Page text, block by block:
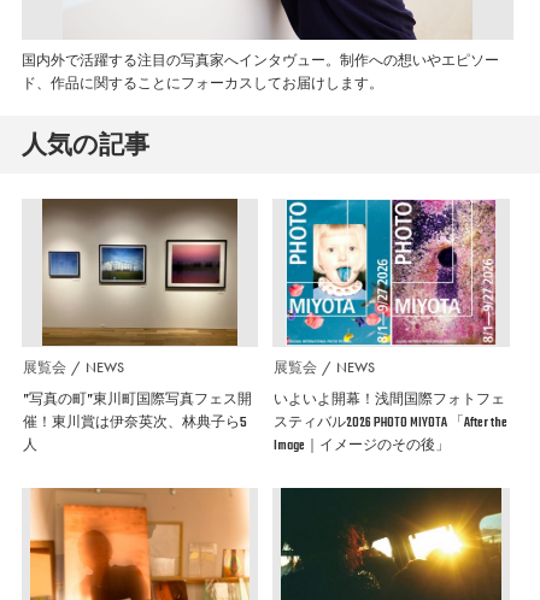
国内外で活躍する注目の写真家へインタヴュー。制作への想いやエピソー
ド、作品に関することにフォーカスしてお届けします。
人気の記事
展覧会 NEWS
”写真の町”東川町国際写真フェス開
催！東川賞は伊奈英次、林典子ら5
人
展覧会 NEWS
いよいよ開幕！浅間国際フォトフェ
スティバル2026 PHOTO MIYOTA 「After the
Image｜イメージのその後」